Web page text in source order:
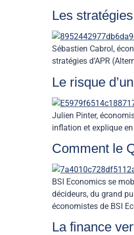
Les
Sébastien Cabrol,
stratégies d’APR
Le risque
Julien Pinter,
inflation et explique
Comment le
BSI Economics se
décideurs, du grand
économistes de BSI
La finance